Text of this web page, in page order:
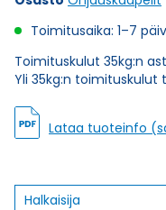
määrä
Toimitusaika: 1–7
Toimituskulut 35kg:n
Yli 35kg:n
Lataa tuoteinfo
Halkaisija